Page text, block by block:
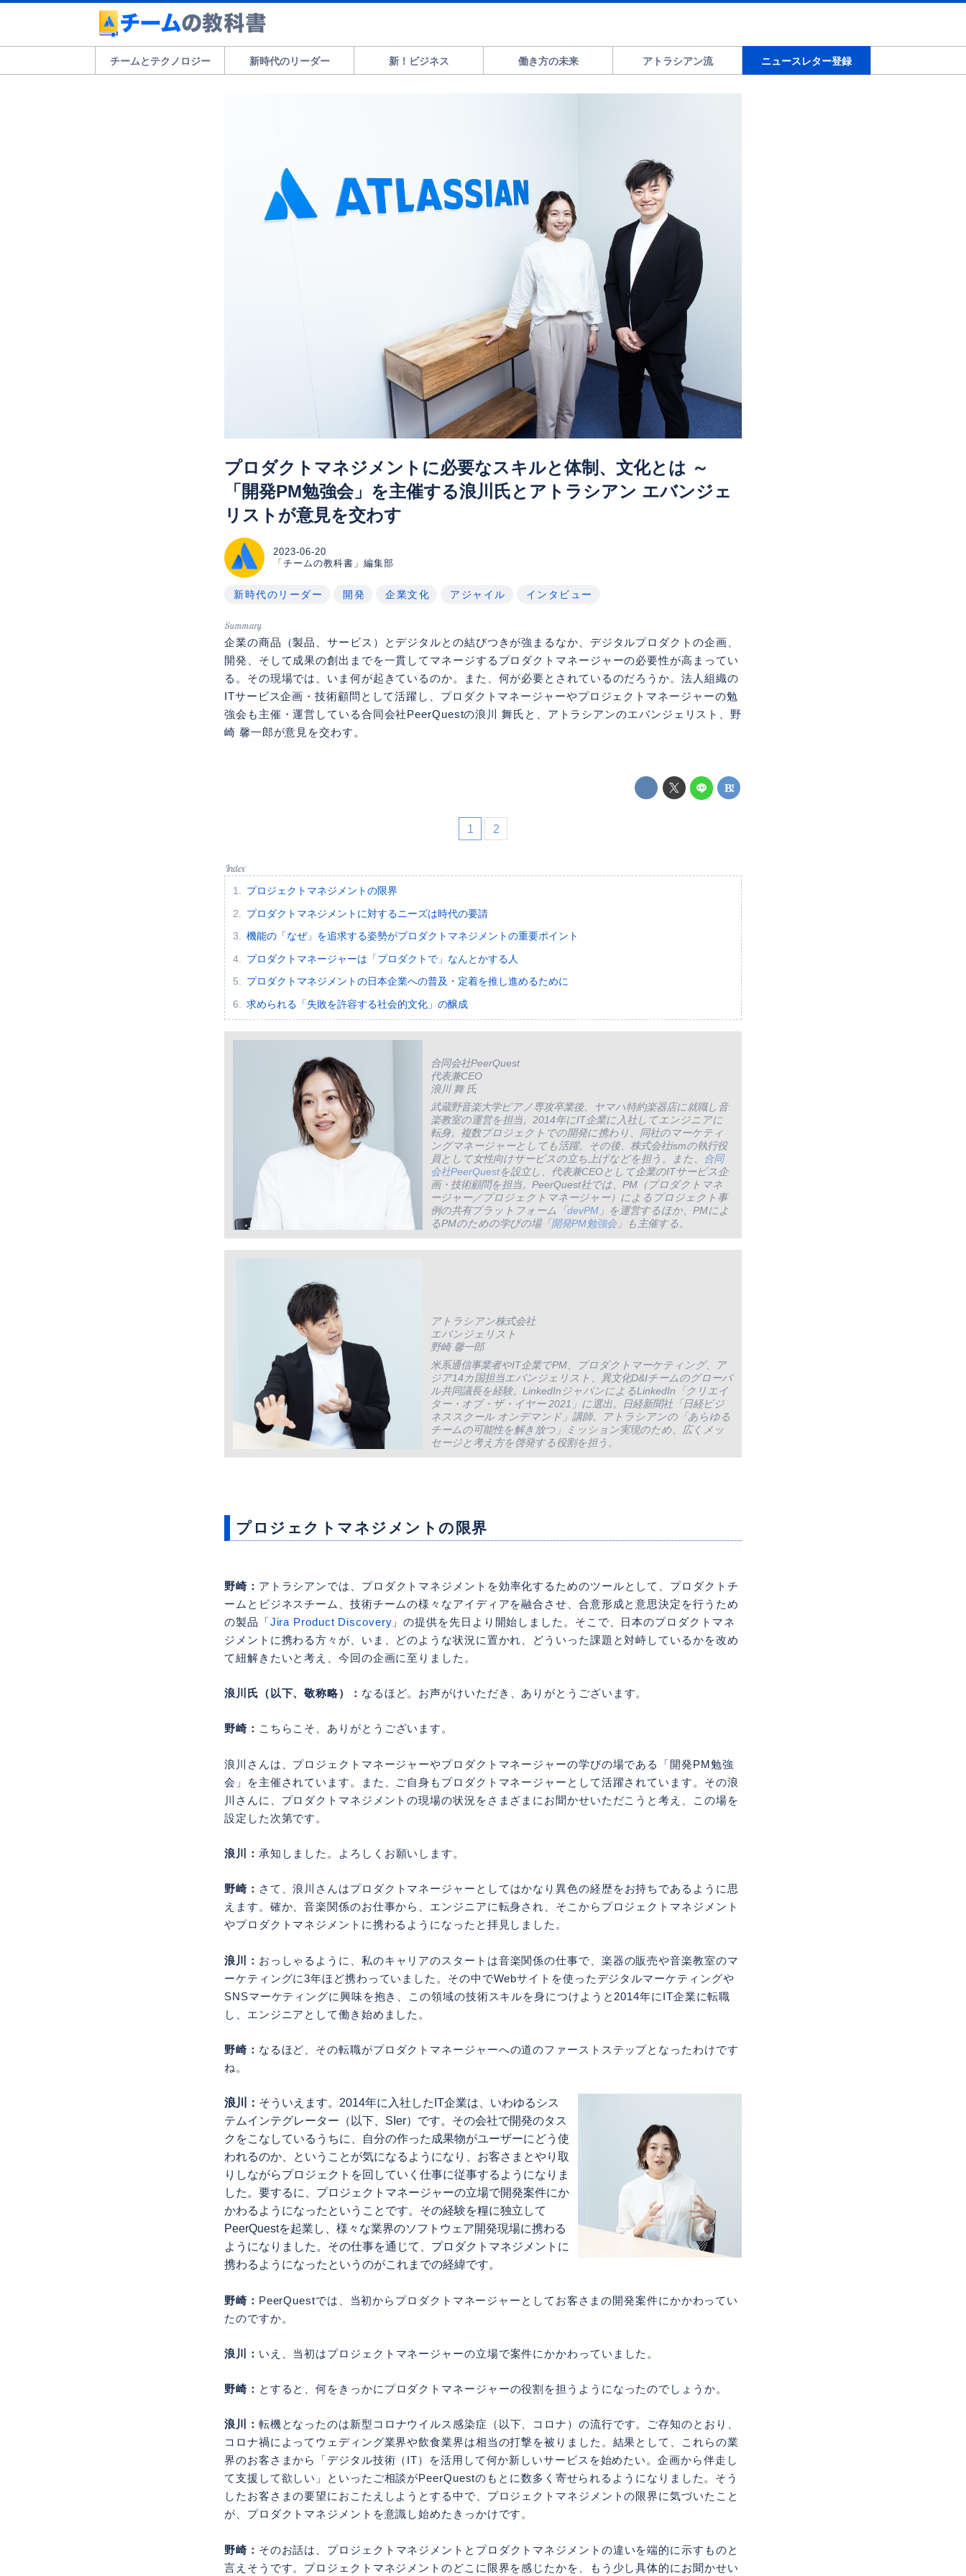
チームとテクノロジー 新時代のリーダー 新！ビジネス 働き方の未来 アトラシアン流 ニュースレター登録
プロダクトマネジメントに必要なスキルと体制、文化とは ～
「開発PM勉強会」を主催する浪川氏とアトラシアン エバンジェ
リストが意見を交わす
2023-06-20
「チームの教科書」編集部
新時代のリーダー 開発 企業文化 アジャイル インタビュー
企業の商品（製品、サービス）とデジタルとの結びつきが強まるなか、デジタルプロダクトの企画、
開発、そして成果の創出までを一貫してマネージするプロダクトマネージャーの必要性が高まってい
る。その現場では、いま何が起きているのか。また、何が必要とされているのだろうか。法人組織の
ITサービス企画・技術顧問として活躍し、プロダクトマネージャーやプロジェクトマネージャーの勉
強会も主催・運営している合同会社PeerQuestの浪川 舞氏と、アトラシアンのエバンジェリスト、野
崎 馨一郎が意見を交わす。
1 2
プロジェクトマネジメントの限界
プロダクトマネジメントに対するニーズは時代の要請
機能の「なぜ」を追求する姿勢がプロダクトマネジメントの重要ポイント
プロダクトマネージャーは「プロダクトで」なんとかする人
プロダクトマネジメントの日本企業への普及・定着を推し進めるために
求められる「失敗を許容する社会的文化」の醸成
合同会社PeerQuest
代表兼CEO
浪川 舞 氏
武蔵野音楽大学ピアノ専攻卒業後、ヤマハ特約楽器店に就職し音
楽教室の運営を担当。2014年にIT企業に入社してエンジニアに
転身。複数プロジェクトでの開発に携わり、同社のマーケティ
ングマネージャーとしても活躍。その後、株式会社ismの執行役
員として女性向けサービスの立ち上げなどを担う。また、
合同
会社PeerQuestを設立し、代表兼CEOとして企業のITサービス企
画・技術顧問を担当。PeerQuest社では、PM（プロダクトマネ
ージャー／プロジェクトマネージャー）によるプロジェクト事
例の共有プラットフォーム「devPM 」を運営するほか、PMによ
るPMのための学びの場「開発PM勉強会」も主催する。
アトラシアン株式会社
エバンジェリスト
野崎 馨一郎
米系通信事業者やIT企業でPM、プロダクトマーケティング、ア
ジア14カ国担当エバンジェリスト、異文化D&Iチームのグローバ
ル共同議長を経験。LinkedInジャパンによるLinkedIn「クリエイ
ター・オブ・ザ・イヤー 2021」に選出。日経新聞社「日経ビジ
ネススクール オンデマンド」講師。アトラシアンの「あらゆる
チームの可能性を解き放つ」ミッション実現のため、広くメッ
セージと考え方を啓発する役割を担う。
プロジェクトマネジメントの限界
野崎： アトラシアンでは、プロダクトマネジメントを効率化するためのツールとして、プロダクトチ
ームとビジネスチーム、技術チームの様々なアイディアを融合させ、合意形成と意思決定を行うため
の製品「Jira Product Discovery 」の提供を先日より開始しました。そこで、日本のプロダクトマネ
ジメントに携わる方々が、いま、どのような状況に置かれ、どういった課題と対峙しているかを改め
て紐解きたいと考え、今回の企画に至りました。
浪川氏（以下、敬称略）： なるほど。お声がけいただき、ありがとうございます。
野崎： こちらこそ、ありがとうございます。
浪川さんは、プロジェクトマネージャーやプロダクトマネージャーの学びの場である「開発PM勉強
会」を主催されています。また、ご自身もプロダクトマネージャーとして活躍されています。その浪
川さんに、プロダクトマネジメントの現場の状況をさまざまにお聞かせいただこうと考え、この場を
設定した次第です。
浪川： 承知しました。よろしくお願いします。
野崎： さて、浪川さんはプロダクトマネージャーとしてはかなり異色の経歴をお持ちであるように思
えます。確か、音楽関係のお仕事から、エンジニアに転身され、そこからプロジェクトマネジメント
やプロダクトマネジメントに携わるようになったと拝見しました。
浪川： おっしゃるように、私のキャリアのスタートは音楽関係の仕事で、楽器の販売や音楽教室のマ
ーケティングに3年ほど携わっていました。その中でWebサイトを使ったデジタルマーケティングや
SNSマーケティングに興味を抱き、この領域の技術スキルを身につけようと2014年にIT企業に転職
し、エンジニアとして働き始めました。
野崎： なるほど、その転職がプロダクトマネージャーへの道のファーストステップとなったわけです
ね。
浪川： そういえます。2014年に入社したIT企業は、いわゆるシス
テムインテグレーター（以下、SIer）です。その会社で開発のタス
クをこなしているうちに、自分の作った成果物がユーザーにどう使
われるのか、ということが気になるようになり、お客さまとやり取
りしながらプロジェクトを回していく仕事に従事するようになりま
した。要するに、プロジェクトマネージャーの立場で開発案件にか
かわるようになったということです。その経験を糧に独立して
PeerQuestを起業し、様々な業界のソフトウェア開発現場に携わる
ようになりました。その仕事を通じて、プロダクトマネジメントに
携わるようになったというのがこれまでの経緯です。
野崎： PeerQuestでは、当初からプロダクトマネージャーとしてお客さまの開発案件にかかわってい
たのですか。
浪川： いえ、当初はプロジェクトマネージャーの立場で案件にかかわっていました。
野崎： とすると、何をきっかにプロダクトマネージャーの役割を担うようになったのでしょうか。
浪川： 転機となったのは新型コロナウイルス感染症（以下、コロナ）の流行です。ご存知のとおり、
コロナ禍によってウェディング業界や飲食業界は相当の打撃を被りました。結果として、これらの業
界のお客さまから「デジタル技術（IT）を活用して何か新しいサービスを始めたい。企画から伴走し
て支援して欲しい」といったご相談がPeerQuestのもとに数多く寄せられるようになりました。そう
したお客さまの要望におこたえしようとする中で、プロジェクトマネジメントの限界に気づいたこと
が、プロダクトマネジメントを意識し始めたきっかけです。
野崎： そのお話は、プロジェクトマネジメントとプロダクトマネジメントの違いを端的に示すものと
言えそうです。プロジェクトマネジメントのどこに限界を感じたかを、もう少し具体的にお聞かせい